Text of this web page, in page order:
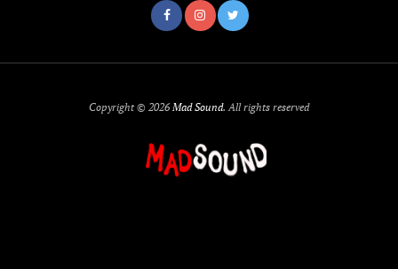
Copyright © 2026Mad Sound. All rights reserved